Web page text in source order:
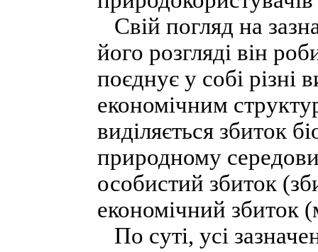
Свій погляд на
його розгляді він
поєднує у собі різні
економічним
виділяється збиток
природному
особистий збиток
економічний збиток
По суті, усі